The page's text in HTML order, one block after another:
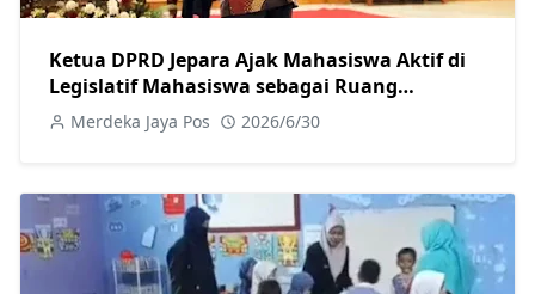
Ketua DPRD Jepara Ajak Mahasiswa Aktif di
Legislatif Mahasiswa sebagai Ruang
Aktualisasi Intelektual
Merdeka Jaya Pos 2026/6/30